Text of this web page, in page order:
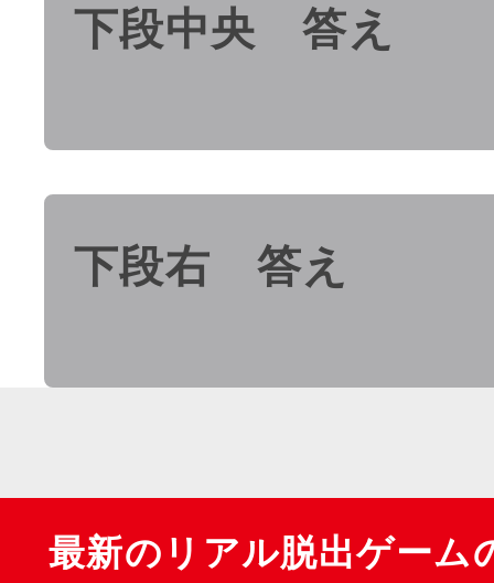
下段中央 答え
下段右 答え
最新のリアル脱出ゲーム